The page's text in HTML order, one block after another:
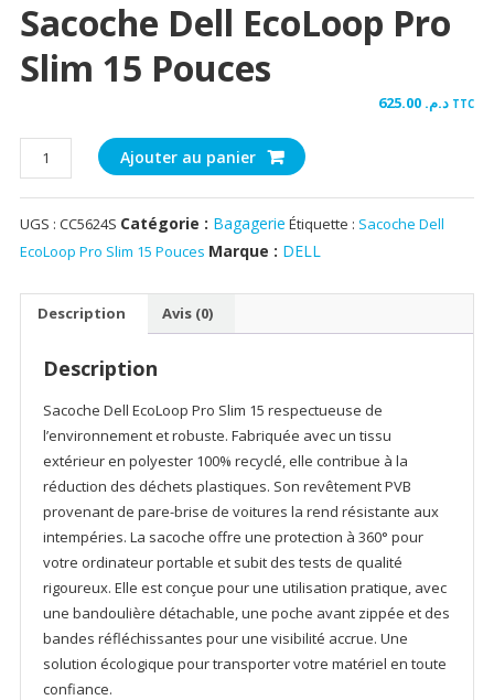
Sacoche Dell EcoLoop Pro
Slim 15 Pouces
د.م. TTC
quantité
de
Sacoche
Dell
EcoLoop
Slim
Ajouter au panier
UGS : CC5624S Catégorie : Bagagerie Étiquette : Sacoche Dell
EcoLoop Pro Slim 15 Pouces Marque : DELL
Description Avis (0)
Description
Sacoche Dell EcoLoop Pro Slim 15 respectueuse de
l’environnement et robuste. Fabriquée avec un tissu
extérieur en polyester 100% recyclé, elle contribue à la
réduction des déchets plastiques. Son revêtement PVB
provenant de pare-brise de voitures la rend résistante aux
intempéries. La sacoche offre une protection à 360° pour
votre ordinateur portable et subit des tests de qualité
rigoureux. Elle est conçue pour une utilisation pratique, avec
une bandoulière détachable, une poche avant zippée et des
bandes réfléchissantes pour une visibilité accrue. Une
solution écologique pour transporter votre matériel en toute
confiance.